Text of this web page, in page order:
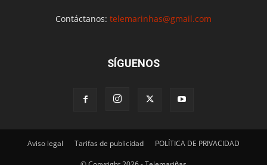
Contáctanos: telemarinhas@gmail.com
SÍGUENOS
Aviso legal Tarifas de publicidad POLÍTICA DE PRIVACIDAD